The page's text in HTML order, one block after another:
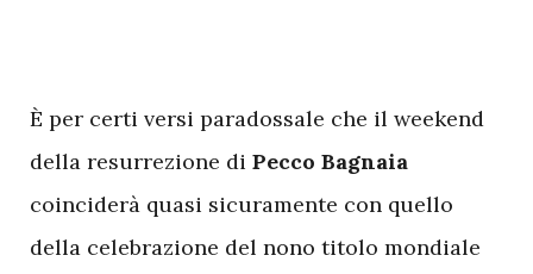
È per certi versi paradossale che il weekend
della resurrezione di Pecco Bagnaia
coinciderà quasi sicuramente con quello
della celebrazione del nono titolo mondiale